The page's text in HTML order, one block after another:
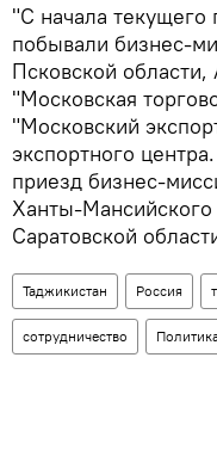
"С начала текущего
побывали бизнес-
Псковской
"Московская
"Московский
экспортного
приезд бизнес-
Ханты-Мансийского
Саратовской
Таджикистан Россия
сотрудничество